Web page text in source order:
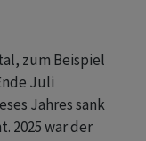
zum Beispiel
Juli
Jahres sank
2025 war der